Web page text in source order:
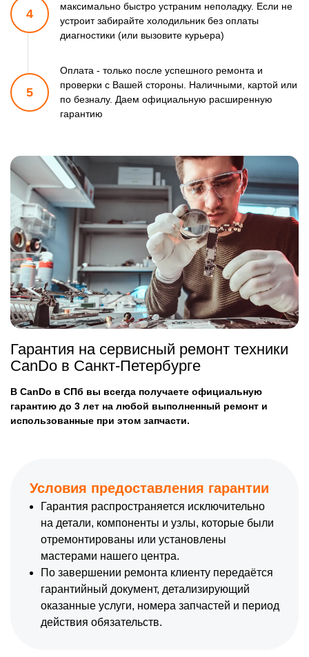
4
максимально быстро устраним неполадку. Если не
устроит забирайте холодильник без оплаты
диагностики (или вызовите курьера)
5
Оплата - только после успешного ремонта и
проверки с Вашей стороны. Наличными, картой или
по безналу. Даем официальную расширенную
гарантию
Гарантия на сервисный ремонт техники
CanDo в Санкт-Петербурге
В CanDo в СПб вы всегда получаете официальную
гарантию до 3 лет на любой выполненный ремонт и
использованные при этом запчасти.
Условия предоставления гарантии
Гарантия распространяется исключительно
на детали, компоненты и узлы, которые были
отремонтированы или установлены
мастерами нашего центра.
По завершении ремонта клиенту передаётся
гарантийный документ, детализирующий
оказанные услуги, номера запчастей и период
действия обязательств.